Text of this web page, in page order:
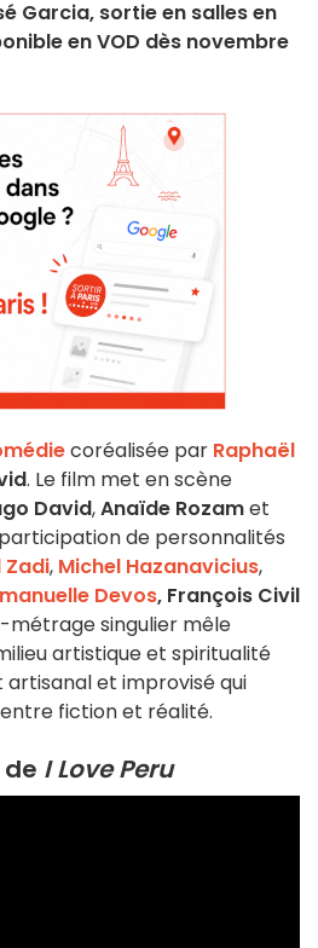
Garcia, sortie en salles en
en VOD dès novembre
coréalisée par Raphaël
. Le film met en scène
David,Anaïde Rozamet
de personnalités
Zadi, Michel Hazanavicius,
Devos, François Civil
métrage singulier mêle
artistique et spiritualité
artisanal et improvisé qui
fiction et réalité.
I Love Peru